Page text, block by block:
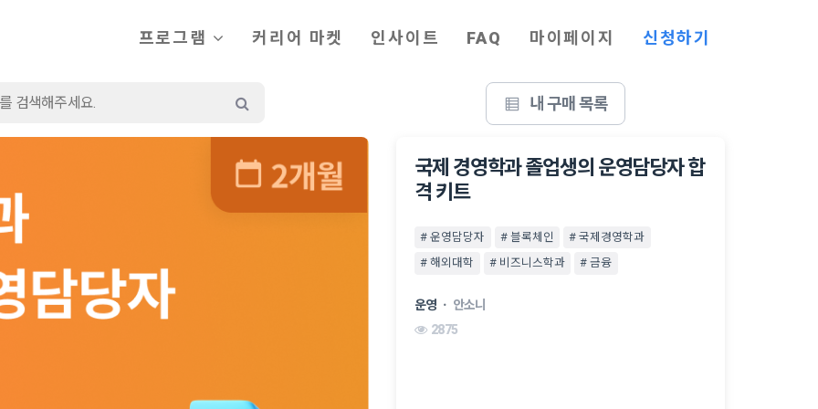
프로그램 커리어 마켓 인사이트 FAQ 마이페이지 신청하기
내 구매 목록
국제 경영학과 졸업생의 운영담당자 합
격 키트
# 운영담당자 # 블록체인
# 국제경영학과
# 해외대학
# 비즈니스학과 # 금융
운영 ㆍ 안소니
2875